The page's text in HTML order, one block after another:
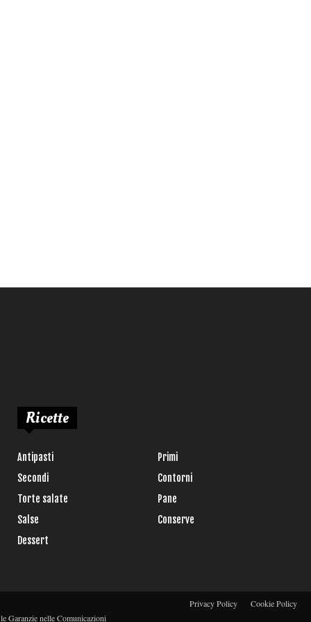
Ricette
Antipasti
Primi
Secondi
Contorni
Torte salate
Pane
Salse
Conserve
Dessert
Privacy Policy Cookie Policy
Garanzie nelle Comunicazioni